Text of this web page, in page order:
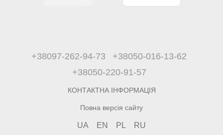
+38097-262-94-73
+38050-016-13-62
+38050-220-91-57
КОНТАКТНА ІНФОРМАЦІЯ
Повна версія сайту
UA EN PL RU